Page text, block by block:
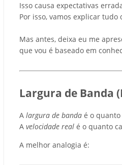
Isso causa expectativas
Por isso, vamos explicar tudo
Mas antes, deixa eu me
que vou é baseado em
Largura de Banda
A largura de banda é o
A velocidade real é o quanto
A melhor analogia é: